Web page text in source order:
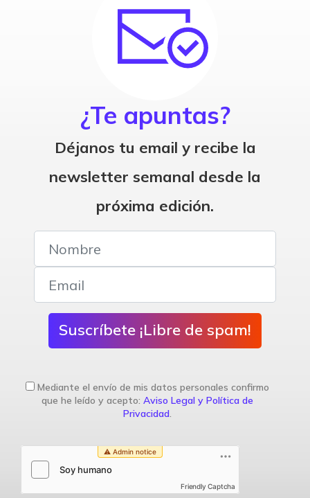
¿Te apuntas?
Déjanos tu email y recibe la
newsletter semanal desde la
próxima edición.
Suscríbete ¡Libre de spam!
Mediante el envío de mis datos personales confirmo
que he leído y acepto: Aviso Legal y Política de
Privacidad.
Friendly Captcha